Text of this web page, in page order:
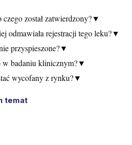
został zatwierdzony?▼
odmawiała rejestracji tego leku?▼
przyspieszone?▼
badaniu klinicznym?▼
wycofany z rynku?▼
temat